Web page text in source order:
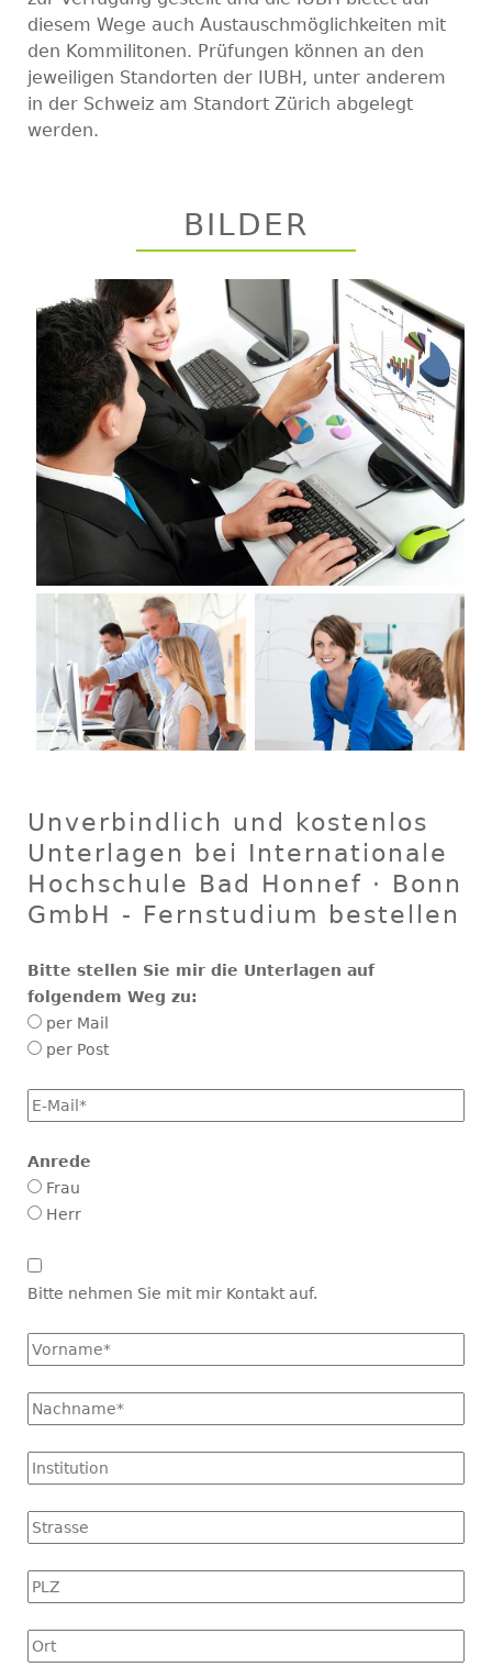
diesem Wege auch Austauschmöglichkeiten mit
den Kommilitonen. Prüfungen können an den
jeweiligen Standorten der IUBH, unter anderem
in der Schweiz am Standort Zürich abgelegt
werden.
BILDER
Unverbindlich und kostenlos
Unterlagen bei Internationale
Hochschule Bad Honnef · Bonn
GmbH - Fernstudium bestellen
Bitte stellen Sie mir die Unterlagen auf
folgendem Weg zu:
per Mail
per Post
E-
*
Anrede
Frau
Herr
Kontakt
aufnehmen
Bitte nehmen Sie mit mir Kontakt auf.
Vorname
Name
Institution
Strasse
PLZ
Ort